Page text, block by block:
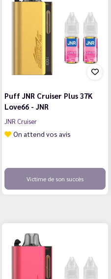
Puff JNR Cruiser Plus 37K
Love66 - JNR
JNR Cruiser
On attend vos avis
Victime de son succès